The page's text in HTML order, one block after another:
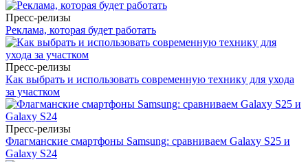
Пресс-релизы
Реклама, которая будет работать
Пресс-релизы
Как выбрать и использовать современную технику для ухода
за участком
Пресс-релизы
Флагманские смартфоны Samsung: сравниваем Galaxy S25 и
Galaxy S24